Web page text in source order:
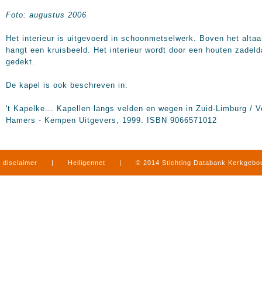
Foto: augustus 2006
Het interieur is uitgevoerd in schoonmetselwerk. Boven het
hangt een kruisbeeld. Het interieur wordt door een houten
gedekt.
De kapel is ook beschreven in:
't Kapelke... Kapellen langs velden en wegen in Zuid-Limburg /
Hamers - Kempen Uitgevers, 1999. ISBN 9066571012
disclaimer | Heiligennet | © 2014 Stichting Databank